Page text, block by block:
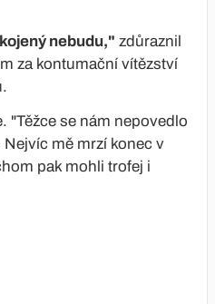
nebudu," zdůraznil
za kontumační vítězství
"Těžce se nám nepovedlo
mě mrzí konec v
pak mohli trofej i